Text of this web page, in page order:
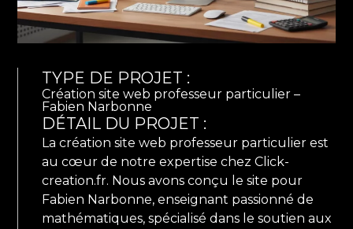
TYPE DE PROJET :
Création site web professeur particulier –
Fabien Narbonne
DÉTAIL DU PROJET :
La création site web professeur particulier est
au cœur de notre expertise chez Click-
creation.fr. Nous avons conçu le site pour
Fabien Narbonne, enseignant passionné de
mathématiques, spécialisé dans le soutien aux